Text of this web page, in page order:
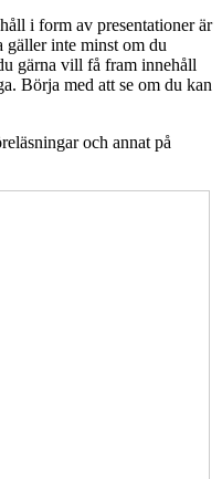
i form av presentationer är
gäller inte minst om du
gärna vill få fram innehåll
Börja med att se om du kan
och annat på